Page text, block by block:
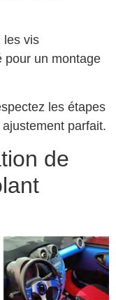
les vis
pour un montage
les étapes
parfait.
de